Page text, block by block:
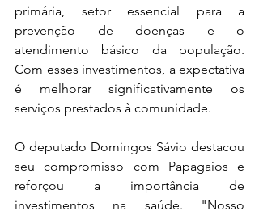
primária, setor essencial para a
prevenção de doenças e o
atendimento básico da população.
Com esses investimentos, a expectativa
é melhorar significativamente os
serviços prestados à comunidade.
O deputado Domingos Sávio destacou
seu compromisso com Papagaios e
reforçou a importância de
investimentos na saúde. "Nosso